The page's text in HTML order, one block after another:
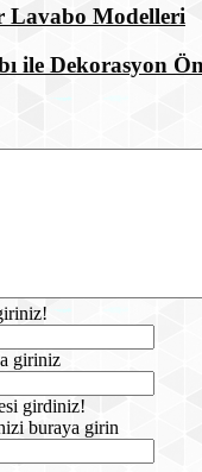
Lavabo Modelleri
ile Dekorasyon
giriniz
girdiniz!
buraya girin